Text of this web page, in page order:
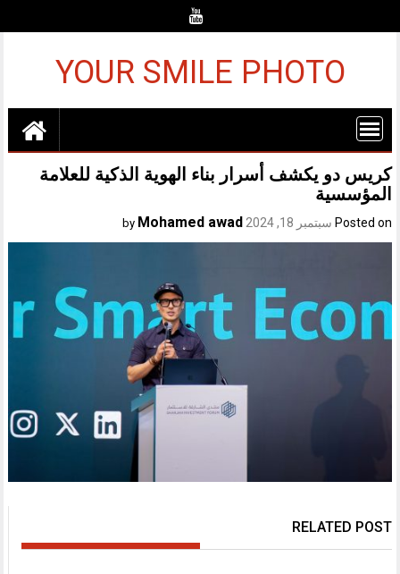
YOUR SMILE PHOTO
كريس دو يكشف أسرار بناء الهوية الذكية للعلامة
المؤسسية
Posted on سبتمبر 18, 2024 Mohamed awad
RELATED POST